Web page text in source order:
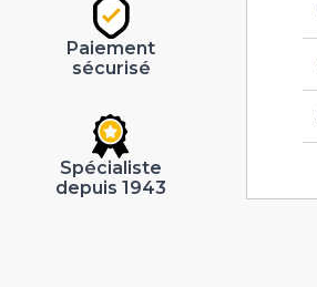
Paiement
sécurisé
Spécialiste
depuis 1943